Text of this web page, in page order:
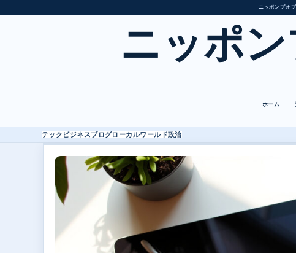
ニッポンプオ
ニッポ
ホーム
テック ビジネスブログローカルワールド政治